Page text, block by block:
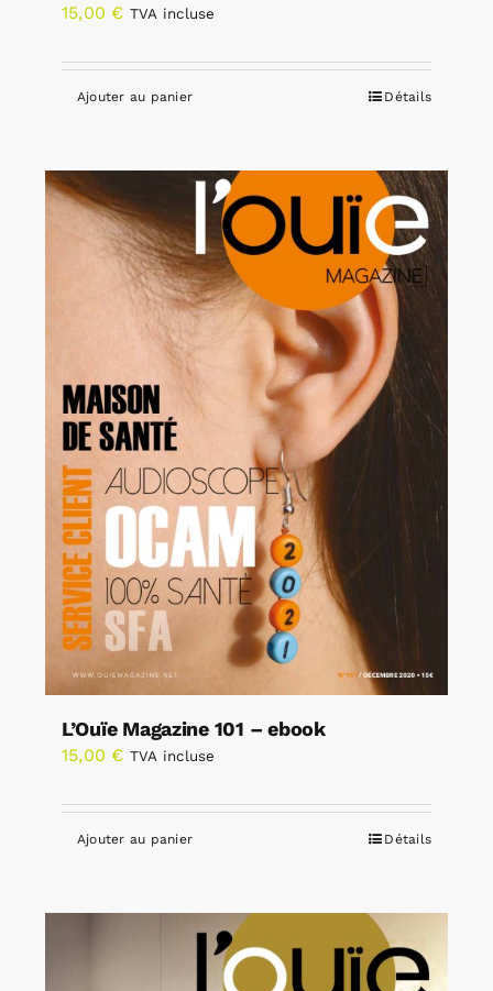
15,00 € TVA incluse
Ajouter au panier Détails
L’Ouïe Magazine 101 – ebook
15,00 € TVA incluse
Ajouter au panier Détails